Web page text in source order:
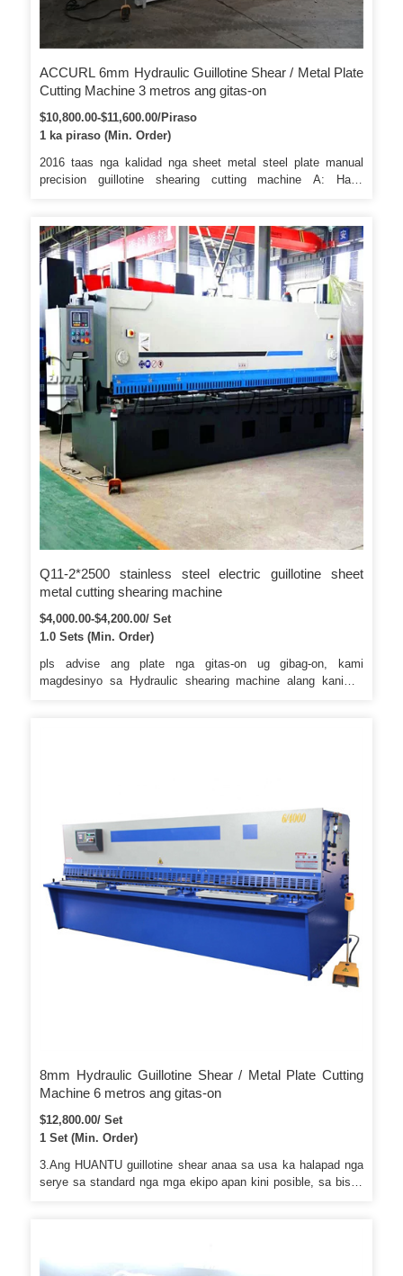
ACCURL 6mm Hydraulic Guillotine Shear / Metal Plate
Cutting Machine 3 metros ang gitas-on
$10,800.00-$11,600.00/Piraso
1 ka piraso (Min. Order)
2016 taas nga kalidad nga sheet metal steel plate manual
precision guillotine shearing cutting machine A: Hand
makina alang sa pagproseso sa metal sheet ug gigamit usab
nga kagamitan sa Konstruksyon. Packaging & Shipping 2016
taas nga kalidad nga sheet metal steel plate manual precision
guillotine shearing cutting machine
Q11-2*2500 stainless steel electric guillotine sheet
metal cutting shearing machine
$4,000.00-$4,200.00/ Set
1.0 Sets (Min. Order)
pls advise ang plate nga gitas-on ug gibag-on, kami
magdesinyo sa Hydraulic shearing machine alang kanimo.
8mm Hydraulic Guillotine Shear / Metal Plate Cutting
Machine 6 metros ang gitas-on
$12,800.00/ Set
1 Set (Min. Order)
3.Ang HUANTU guillotine shear anaa sa usa ka halapad nga
serye sa standard nga mga ekipo apan kini posible, sa bisan
HUANTU Guillotine Shearing machine Motor nga orihinal